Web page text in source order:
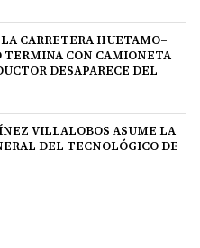
CARRETERA HUETAMO–
TERMINA CON CAMIONETA
DESAPARECE DEL
VILLALOBOS ASUME LA
DEL TECNOLÓGICO DE